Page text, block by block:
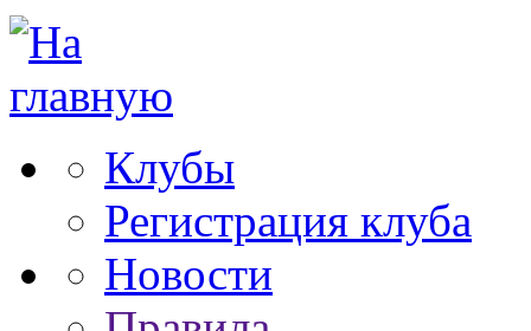
Клубы
Регистрация клуба
Новости